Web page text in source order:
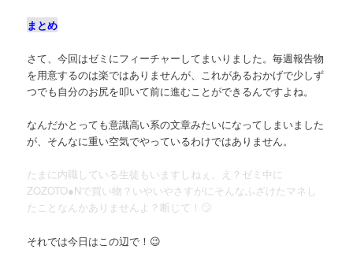
まとめ
さて、今回はゼミにフィーチャーしてまいりました。毎週報告物
を用意するのは楽ではありませんが、これがあるおかげで少しず
つでも自分のお尻を叩いて前に進むことができるんですよね。
なんだかとっても意識高い系の文章みたいになってしまいました
が、そんなに重い空気でやっているわけではありません。
たまに内職している生徒もいますしねぇ。え？ゼミ中に
ZOZOTO●Nで買い物？いやいやさすがにそんなふざけたマネし
たことなんかありませんよ？断じて！🙄
それでは今日はこの辺で！😉